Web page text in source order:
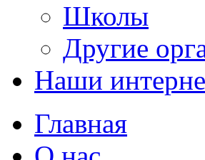
Школы
Другие
Наши
Главная